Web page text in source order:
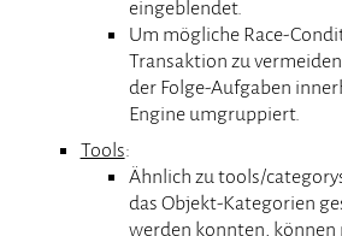
eingeblendet.
Um mögliche Race-
Transaktion zu
der Folge-Aufgaben
Engine umgruppiert.
Tools:
Ähnlich zu tools/
das Objekt-Kategorien
werden konnten, können